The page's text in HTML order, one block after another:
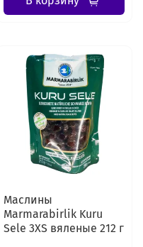
Маслины
Marmarabirlik Kuru
Sele 3XS вяленые 212 г